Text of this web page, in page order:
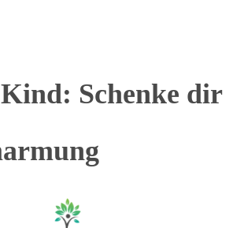
Schenke dir